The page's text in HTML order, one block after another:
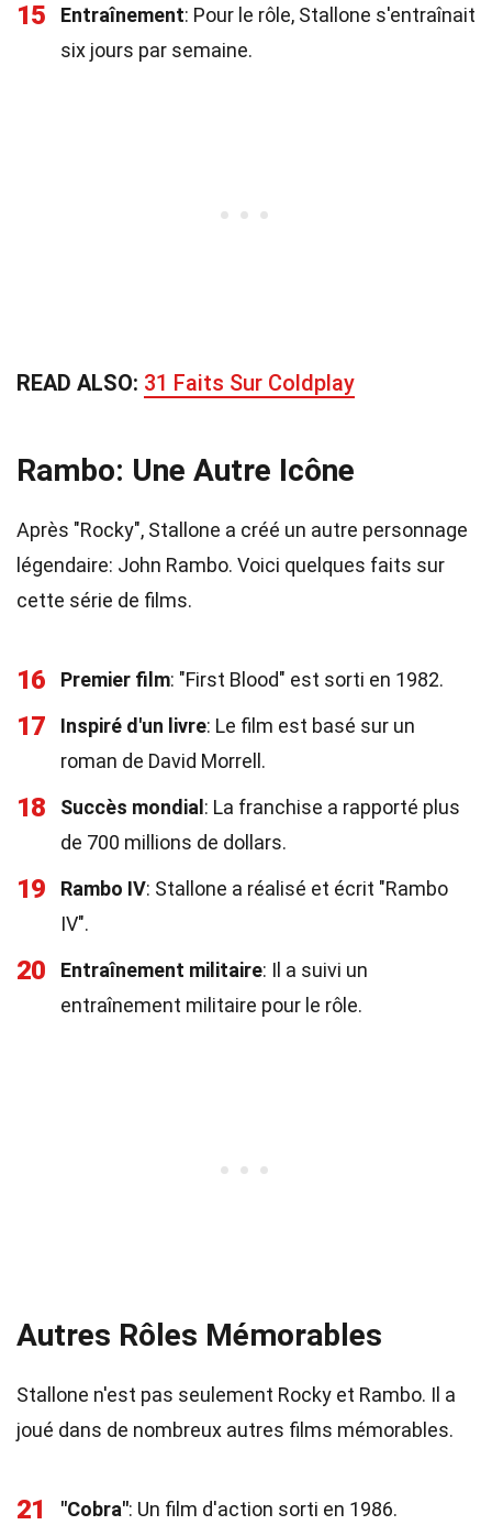
15 Entraînement: Pour le rôle, Stallone s'entraînait
six jours par semaine.
READ ALSO: 31 Faits Sur Coldplay
Rambo: Une Autre Icône
Après "Rocky", Stallone a créé un autre personnage
légendaire: John Rambo. Voici quelques faits sur
cette série de films.
16 Premier film: "First Blood" est sorti en 1982.
17 Inspiré d'un livre: Le film est basé sur un
roman de David Morrell.
18 Succès mondial : La franchise a rapporté plus
de 700 millions de dollars.
19 Rambo IV: Stallone a réalisé et écrit "Rambo
IV".
20 Entraînement militaire: Il a suivi un
entraînement militaire pour le rôle.
Autres Rôles Mémorables
Stallone n'est pas seulement Rocky et Rambo. Il a
joué dans de nombreux autres films mémorables.
21 "Cobra": Un film d'action sorti en 1986.